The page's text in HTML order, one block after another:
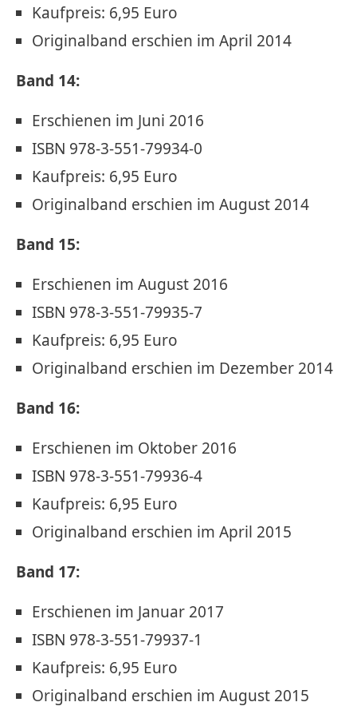
Kaufpreis: 6,95 Euro
Originalband erschien im April 2014
Band 14:
Erschienen im Juni 2016
ISBN 978-3-551-79934-0
Kaufpreis: 6,95 Euro
Originalband erschien im August 2014
Band 15:
Erschienen im August 2016
ISBN 978-3-551-79935-7
Kaufpreis: 6,95 Euro
Originalband erschien im Dezember 2014
Band 16:
Erschienen im Oktober 2016
ISBN 978-3-551-79936-4
Kaufpreis: 6,95 Euro
Originalband erschien im April 2015
Band 17:
Erschienen im Januar 2017
ISBN 978-3-551-79937-1
Kaufpreis: 6,95 Euro
Originalband erschien im August 2015